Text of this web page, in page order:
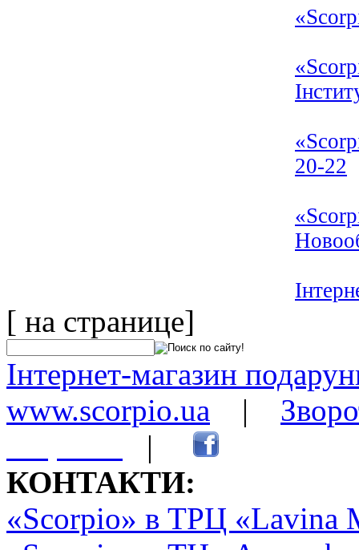
20-22
[ на странице]
Інтернет-магазин
www.scorpio.ua |
|
КОНТАКТИ:
«Scorpio» в ТРЦ «Lavina